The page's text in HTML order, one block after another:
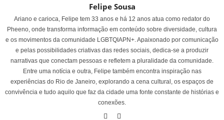
Felipe Sousa
Ariano e carioca, Felipe tem 33 anos e há 12 anos atua como redator do
Pheeno, onde transforma informação em conteúdo sobre diversidade, cultura
e os movimentos da comunidade LGBTQIAPN+. Apaixonado por comunicação
e pelas possibilidades criativas das redes sociais, dedica-se a produzir
narrativas que conectam pessoas e refletem a pluralidade da comunidade.
Entre uma notícia e outra, Felipe também encontra inspiração nas
experiências do Rio de Janeiro, explorando a cena cultural, os espaços de
convivência e tudo aquilo que faz da cidade uma fonte constante de histórias e
conexões.